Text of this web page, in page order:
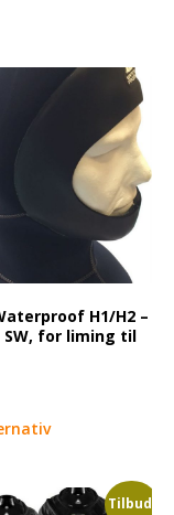
H1/H2 –
SW, for liming til
Tilbud!